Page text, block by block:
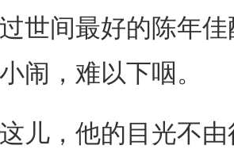
间最好的陈年佳
闹，难以下咽。
，他的目光不由